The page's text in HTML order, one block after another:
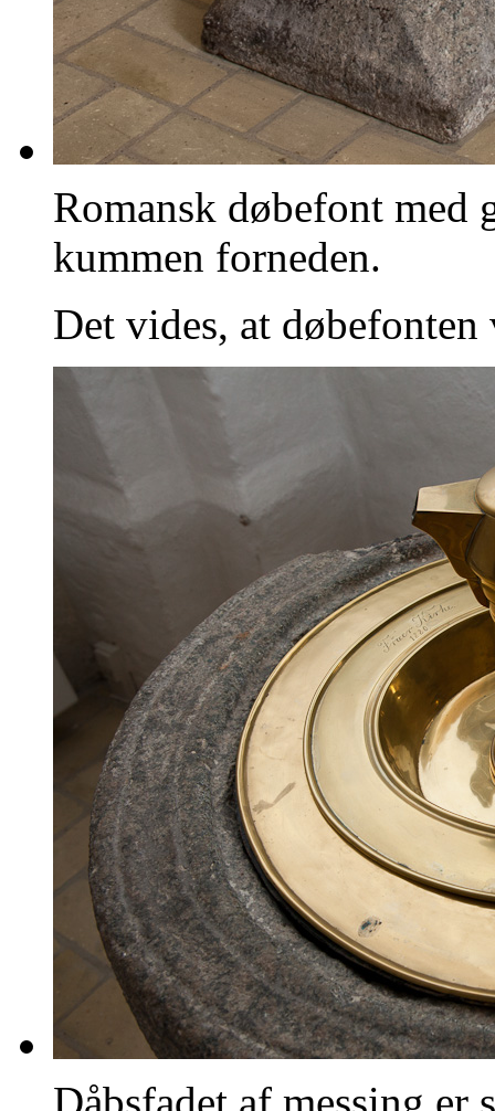
Romansk døbefont med
kummen forneden.
Det vides, at
Dåbsfadet af messing